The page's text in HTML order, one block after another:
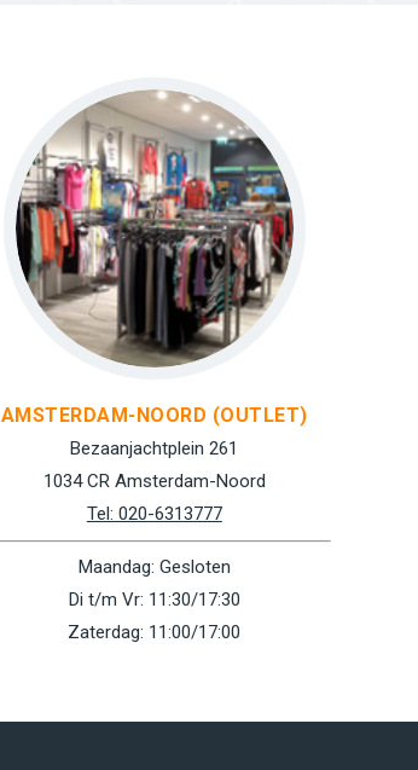
AMSTERDAM-NOORD (OUTLET)
Bezaanjachtplein 261
1034 CR Amsterdam-Noord
Tel: 020-6313777
Maandag: Gesloten
Di t/m Vr: 11:30/17:30
Zaterdag: 11:00/17:00